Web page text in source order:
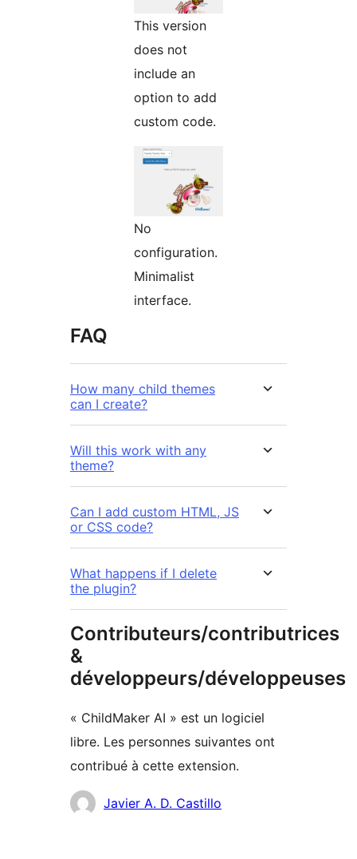
This version
does not
include an
option to add
custom code.
No
configuration.
Minimalist
interface.
FAQ
How many child themes
can I create?
Will this work with any
theme?
Can I add custom HTML, JS
or CSS code?
What happens if I delete
the plugin?
Contributeurs/contributrices
&
développeurs/développeuses
« ChildMaker AI » est un logiciel
libre. Les personnes suivantes ont
contribué à cette extension.
Contributeurs
Javier A. D. Castillo